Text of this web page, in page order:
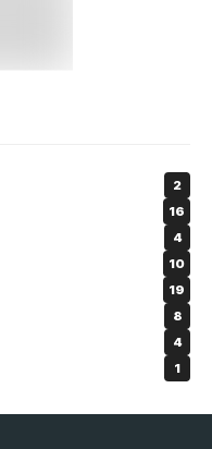
2
16
4
10
19
8
4
1